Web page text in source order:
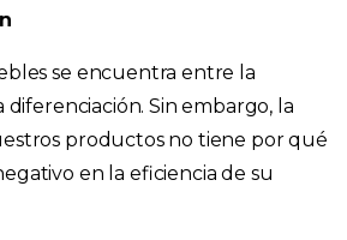
se encuentra entre la
diferenciación. Sin embargo, la
productos no tiene por qué
en la eficiencia de su